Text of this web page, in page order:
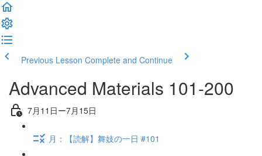
Previous Lesson Complete and Continue
Advanced Materials 101-200
7月11日ー7月15日
月：【読解】舞妓の一日 #101